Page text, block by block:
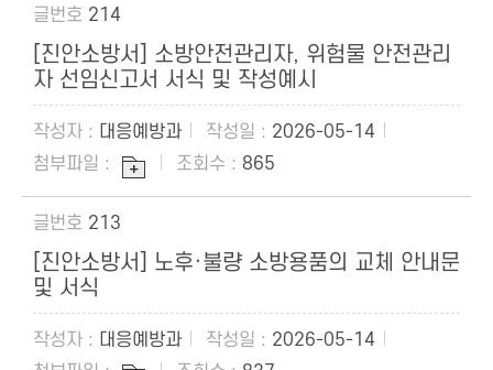
214
[진안소방서] 소방안전관리자, 위험물 안전관리
자 선임신고서 서식 및 작성예시
대응예방과
2026-05-14
865
213
[진안소방서] 노후·불량 소방용품의 교체 안내문
및 서식
대응예방과
2026-05-14